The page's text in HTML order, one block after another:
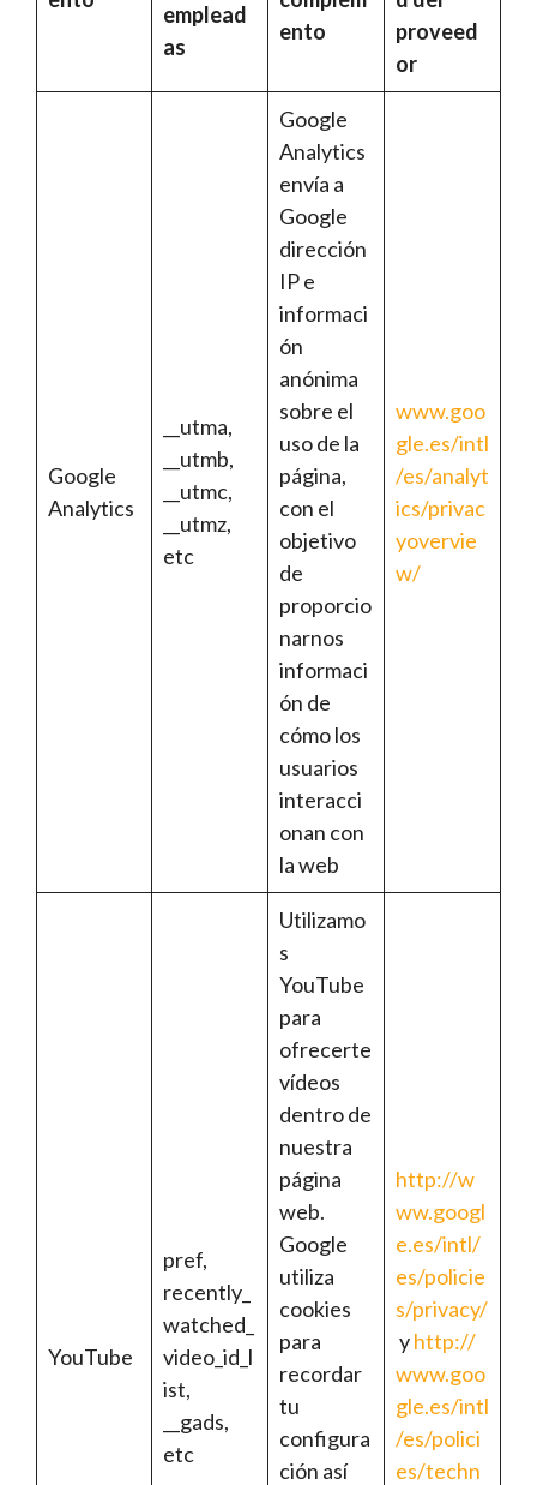
emplead
as
ento
proveed
or
Google
Analytics
__utma,
__utmb,
__utmc,
__utmz,
etc
Google
Analytics
envía a
Google
dirección
IP e
informaci
ón
anónima
sobre el
uso de la
página,
con el
objetivo
de
proporcio
narnos
informaci
ón de
cómo los
usuarios
interacci
onan con
la web
www.goo
gle.es/intl
/es/analyt
ics/privac
yovervie
w/
YouTube
pref,
recently_
watched_
video_id_l
ist,
__gads,
etc
Utilizamo
s
YouTube
para
ofrecerte
vídeos
dentro de
nuestra
página
web.
Google
utiliza
cookies
para
recordar
tu
configura
ción así
http://w
ww.googl
e.es/intl/
es/policie
s/privacy/
yhttp://
www.goo
gle.es/intl
/es/polici
es/techn